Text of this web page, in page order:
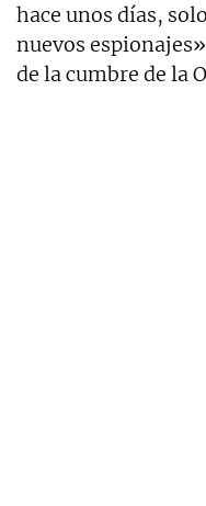
hace unos días,
nuevos
de la cumbre de la